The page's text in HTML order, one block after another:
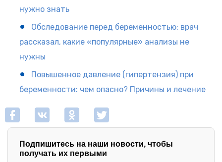
нужно знать
Обследование перед беременностью: врач
рассказал, какие «популярные» анализы не
нужны
Повышенное давление (гипертензия) при
беременности: чем опасно? Причины и лечение
Подпишитесь на наши новости, чтобы
получать их первыми